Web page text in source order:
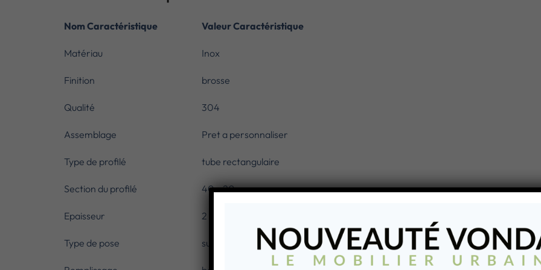
Nom Caractéristique Valeur Caractéristique
Matériau Inox
Finition brosse
Qualité 304
Assemblage Pret a personnaliser
Type de profilé tube rectangulaire
Section du profilé 40 x 20 mm
Epaisseur 2 mm
Type de pose sur dalle